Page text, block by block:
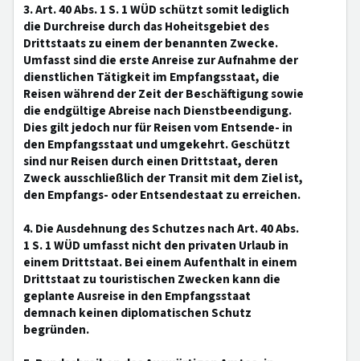
3. Art. 40 Abs. 1 S. 1 WÜD schützt somit lediglich
die Durchreise durch das Hoheitsgebiet des
Drittstaats zu einem der benannten Zwecke.
Umfasst sind die erste Anreise zur Aufnahme der
dienstlichen Tätigkeit im Empfangsstaat, die
Reisen während der Zeit der Beschäftigung sowie
die endgültige Abreise nach Dienstbeendigung.
Dies gilt jedoch nur für Reisen vom Entsende- in
den Empfangsstaat und umgekehrt. Geschützt
sind nur Reisen durch einen Drittstaat, deren
Zweck ausschließlich der Transit mit dem Ziel ist,
den Empfangs- oder Entsendestaat zu erreichen.
4. Die Ausdehnung des Schutzes nach Art. 40 Abs.
1 S. 1 WÜD umfasst nicht den privaten Urlaub in
einem Drittstaat. Bei einem Aufenthalt in einem
Drittstaat zu touristischen Zwecken kann die
geplante Ausreise in den Empfangsstaat
demnach keinen diplomatischen Schutz
begründen.